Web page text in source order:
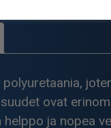
ovat
helppo ja nopea